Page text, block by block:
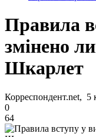
Правила
змінено
Шкарлет
Корреспондент.net, 5
0
64